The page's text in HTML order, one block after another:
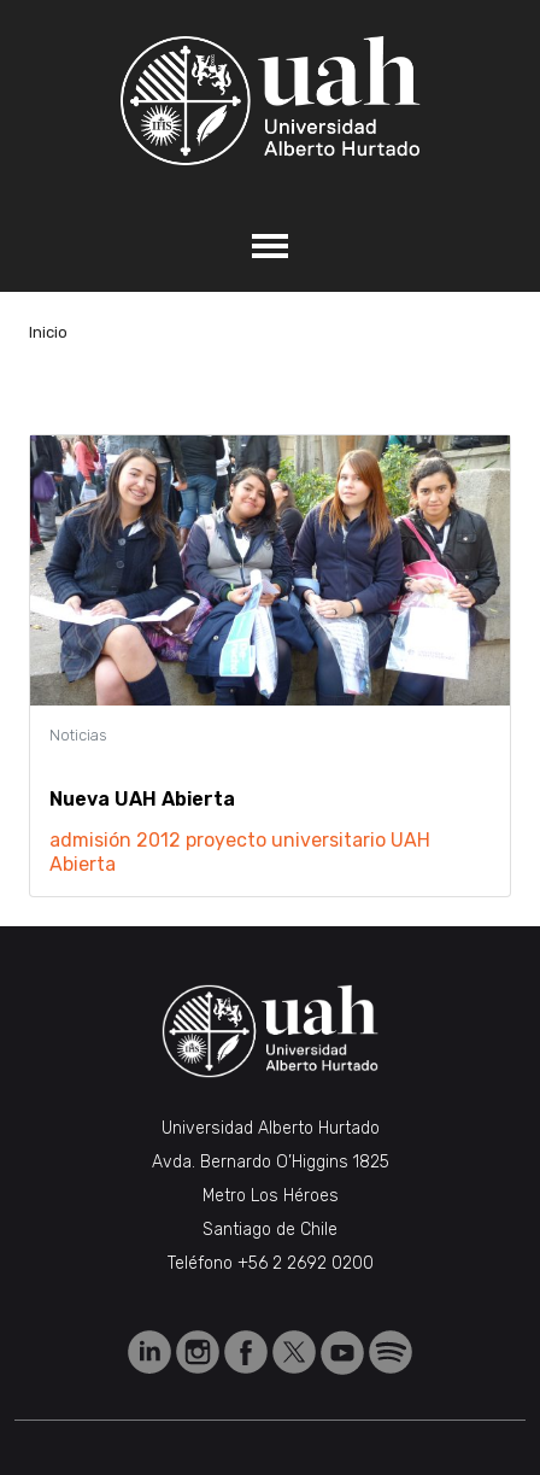
Inicio
Nueva UAH Abierta
admisión 2012 proyecto universitario UAH
Abierta
Universidad Alberto Hurtado
Avda. Bernardo O’Higgins 1825
Metro Los Héroes
Santiago de Chile
Teléfono +56 2 2692 0200